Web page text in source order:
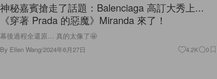
神秘嘉賓搶走了話題：Balenciaga 高訂大秀上...
《穿著 Prada 的惡魔》Miranda 來了！
幕後過程全還原… 真的太像了🤩
By Ellen Wang/2024年6月27日 4.2K 0